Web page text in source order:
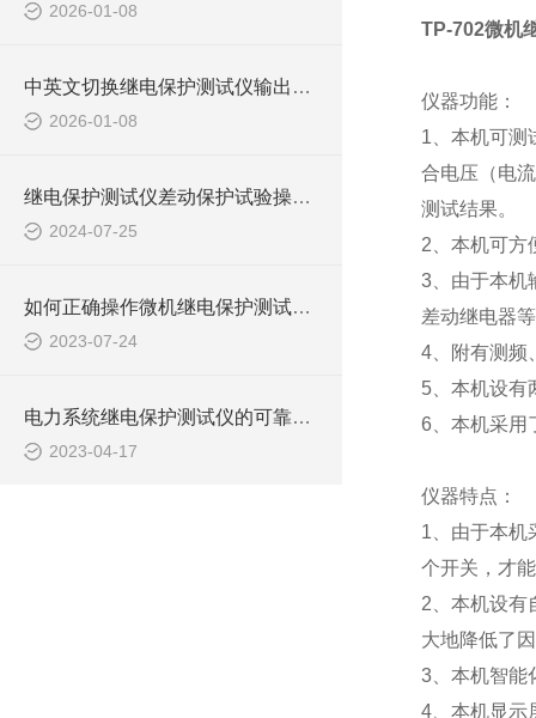
2026-01-08
中英文切换继电保护测试仪输出功能
2026-01-08
继电保护测试仪差动保护试验操作介绍
2024-07-25
如何正确操作微机继电保护测试仪进行测试？
2023-07-24
电力系统继电保护测试仪的可靠性分析与评估
2023-04-17
TP-702微机
仪器功能：
1、本机可测
合电压（电
测试结果。
2、本机可方
3、由于本机
差动继电器
4、附有测频
5、本机设有
6、本机采用
仪器特点：
1、由于本机
个开关，才
2、本机设有
大地降低了
3、本机智能
4、本机显示